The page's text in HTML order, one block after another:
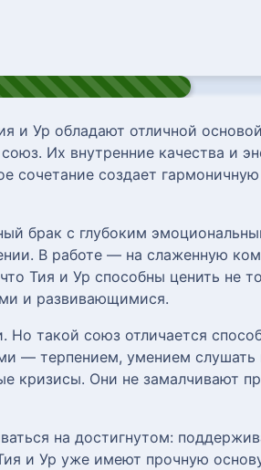
и Ур обладают отличной
Их внутренние качества и
сочетание создает
брак с глубоким
В работе — на слаженную
Тия и Ур способны ценить не
и развивающимися.
Но такой союз отличается
— терпением, умением слушать
кризисы. Они не замалчивают
на достигнутом:
и Ур уже имеют прочную